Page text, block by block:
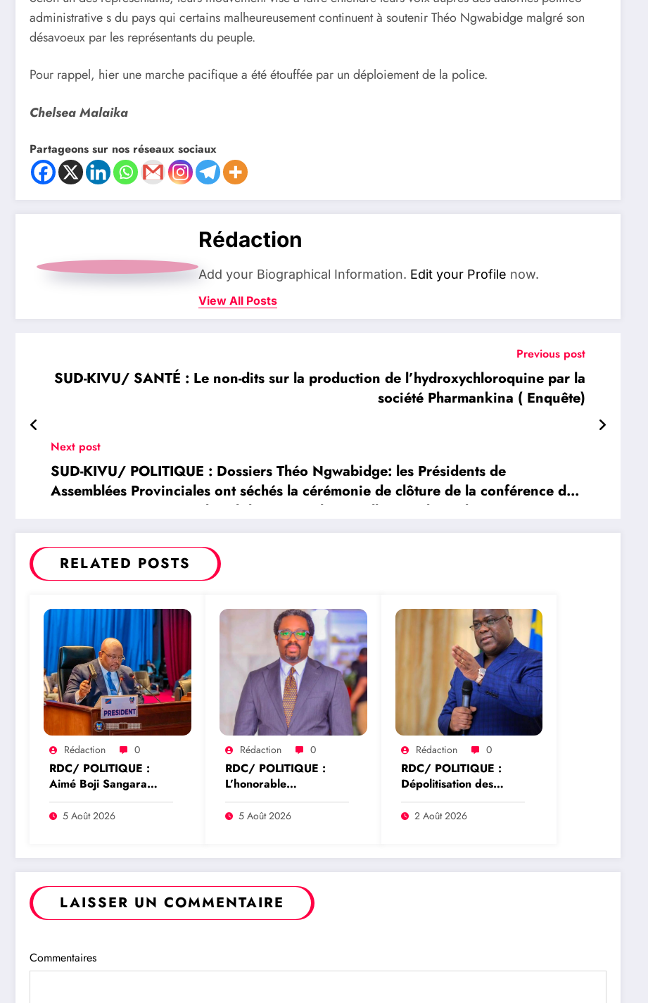
administrative s du pays qui certains malheureusement continuent à soutenir Théo Ngwabidge malgré son
désavoeux par les représentants du peuple.
Pour rappel, hier une marche pacifique a été étouffée par un déploiement de la police.
Chelsea Malaika
Partageons sur nos réseaux sociaux
Rédaction
Add your Biographical Information. Edit your Profile now.
View All Posts
Previous post
SUD-KIVU/ SANTÉ : Le non-dits sur la production de l’hydroxychloroquine par la
société Pharmankina ( Enquête)
Next post
SUD-KIVU/ POLITIQUE : Dossiers Théo Ngwabidge: les Présidents de
Assemblées Provinciales ont séchés la cérémonie de clôture de la conférence des
Gouverneurs en signe de solidarité avec leurs collègues du Sud-Kivu
RELATED POSTS
Rédaction 0
RDC/ POLITIQUE :
Aimé Boji Sangara
plaide pour un tribunal
international afin de
RDC
5 Août 2026
Rédaction 0
RDC/ POLITIQUE :
L’honorable
Namazihana Bachoke
Patrick Baka salue la
l’économie numérique
5 Août 2026
Rédaction 0
RDC/ POLITIQUE :
Dépolitisation des
Entreprises: Les
dirigeants des
concours
2 Août 2026
LAISSER UN COMMENTAIRE
Commentaires